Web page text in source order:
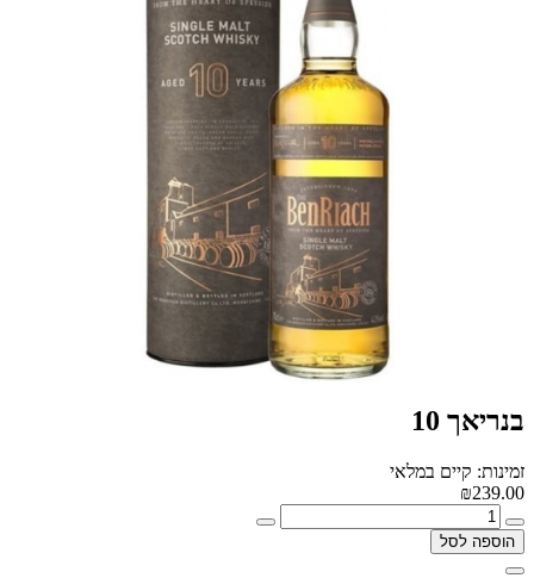
בנריאך 10
זמינות: קיים במלאי
₪239.00
הוספה לסל